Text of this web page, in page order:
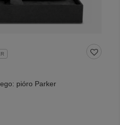
pióro Parker